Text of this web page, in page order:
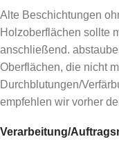
Alte Beschichtungen
Holzoberflächen sollte
anschließend.
Oberflächen, die nicht
Durchblutungen/
empfehlen wir vorher
Verarbeitung/